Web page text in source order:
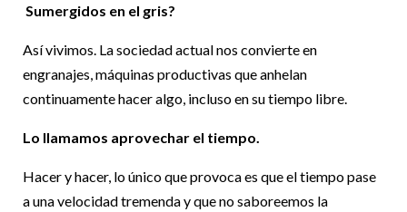
Sumergidos en el gris?
Así vivimos. La sociedad actual nos convierte en
engranajes, máquinas productivas que anhelan
continuamente hacer algo, incluso en su tiempo libre.
Lo llamamos aprovechar el tiempo.
Hacer y hacer, lo único que provoca es que el tiempo pase
a una velocidad tremenda y que no saboreemos la